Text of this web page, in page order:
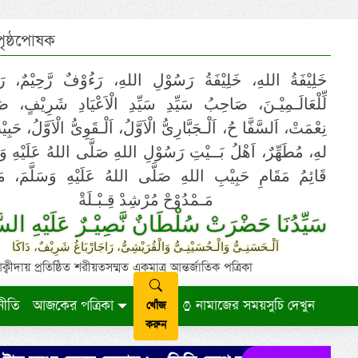
خَلِيْفَةُ اللهِ، خَلِيْفَةُ رَسُوْلِ اللهِ، رَءُوْفٌ رَّحِيْمٌ،
لِّلْعَالَـمِيْـنَ، صَاحِبُ سَيِّدِ سَيِّدِ الْاَعْيَادِ شَرِيْفٍ،
نِعْمَتْ، اَلسَّفَّا حُ، اَلْـجَبَّارِىُّ الْاَوَّلُ، اَلْـقَوِىُّ الْاَوَّلُ،
لهِ، مُطَهِّرٌ، اَهْلُ بَــيْتِ رَسُوْلِ اللهِ صَلَّى اللهُ عَلَيْهِ
قَائِمُ مَقَامِ حَبِيْبِ اللهِ صَلَّى اللهُ عَلَيْهِ وَسَلَّمَ،
مَـمْدُوْحْ مُرْشِدْ قِـبْـلَةْ
سَيِّدُنَا حَضْرَتْ سُلْطَانٌ نَّصِيْـرٌ عَلَيْهِ
اَلْـحَسَنِـىُّ وَالْـحُسَيْنِـىُّ وَالْقُرَيْشِىُّ، رَاجَارْبَاغُ شَرِيْفٌ، دَاكَا
প্রতিষ্ঠিত শরীয়তসম্মত একমাত্র আন্তর্জাতিক পত্রিকা
আজকের পত্রিকা
খোঁজ
করুন
নামাজের সময়সুচি দেখুন